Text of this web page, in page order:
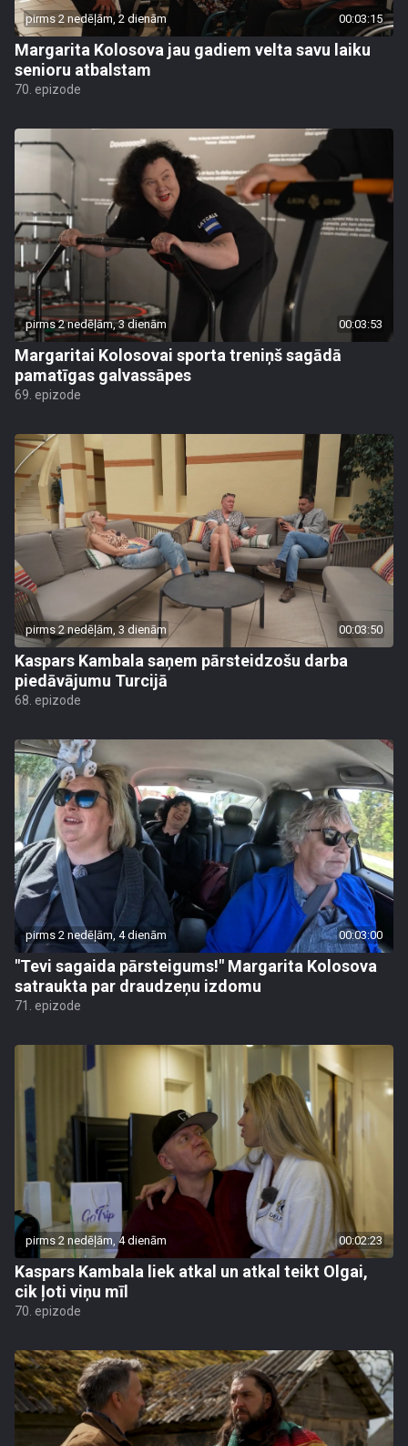
pirms 2 nedēļām, 2 dienām 00:03:15
Margarita Kolosova jau gadiem velta savu laiku
senioru atbalstam
70. epizode
pirms 2 nedēļām, 3 dienām 00:03:53
Margaritai Kolosovai sporta treniņš sagādā
pamatīgas galvassāpes
69. epizode
pirms 2 nedēļām, 3 dienām 00:03:50
Kaspars Kambala saņem pārsteidzošu darba
piedāvājumu Turcijā
68. epizode
pirms 2 nedēļām, 4 dienām 00:03:00
"Tevi sagaida pārsteigums!" Margarita Kolosova
satraukta par draudzeņu izdomu
71. epizode
pirms 2 nedēļām, 4 dienām 00:02:23
Kaspars Kambala liek atkal un atkal teikt Olgai,
cik ļoti viņu mīl
70. epizode